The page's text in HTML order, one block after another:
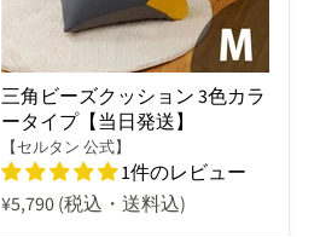
三角ビーズクッション 3色カラ
ータイプ【当日発送】
【セルタン 公式】
1件のレビュー
¥5,790(税込・送料込)